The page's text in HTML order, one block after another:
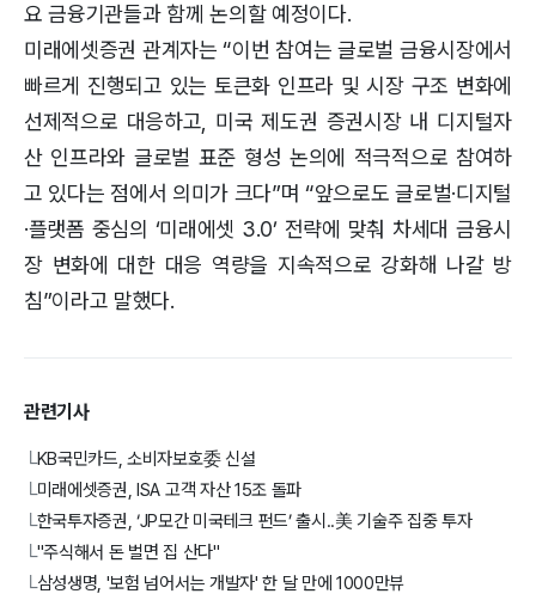
요 금융기관들과 함께 논의할 예정이다.
미래에셋증권 관계자는 “이번 참여는 글로벌 금융시장에서
빠르게 진행되고 있는 토큰화 인프라 및 시장 구조 변화에
선제적으로 대응하고, 미국 제도권 증권시장 내 디지털자
산 인프라와 글로벌 표준 형성 논의에 적극적으로 참여하
고 있다는 점에서 의미가 크다”며 “앞으로도 글로벌·디지털
·플랫폼 중심의 ‘미래에셋 3.0’ 전략에 맞춰 차세대 금융시
장 변화에 대한 대응 역량을 지속적으로 강화해 나갈 방
침”이라고 말했다.
관련기사
└KB국민카드, 소비자보호委 신설
└미래에셋증권, ISA 고객 자산 15조 돌파
└한국투자증권, ‘JP모간 미국테크 펀드’ 출시..美 기술주 집중 투자
└"주식해서 돈 벌면 집 산다"
└삼성생명, '보험 넘어서는 개발자' 한 달 만에 1000만뷰